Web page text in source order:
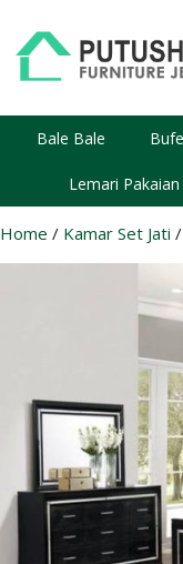
Bale Bale
Lemari Pakaian
Home / Kamar Set Jati /